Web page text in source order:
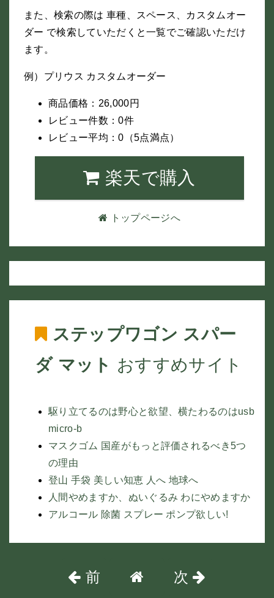
また、検索の際は 車種、スペース、カスタムオー
ダー で検索していただくと一覧でご確認いただけ
ます。
例）プリウス カスタムオーダー
商品価格：26,000円
レビュー件数：0件
レビュー平均：0（5点満点）
楽天で購入
トップページへ
ステップワゴン スパー
ダ マット おすすめサイト
駆り立てるのは野心と欲望、横たわるのはusb
micro-b
マスクゴム 国産がもっと評価されるべき5つ
の理由
登山 手袋 美しい知恵 人へ 地球へ
人間やめますか、ぬいぐるみ わにやめますか
アルコール 除菌 スプレー ポンプ欲しい!
前 次